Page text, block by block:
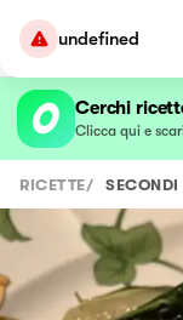
undefined
Cerchi
Clicca qui e
RICETTE/ SECONDI